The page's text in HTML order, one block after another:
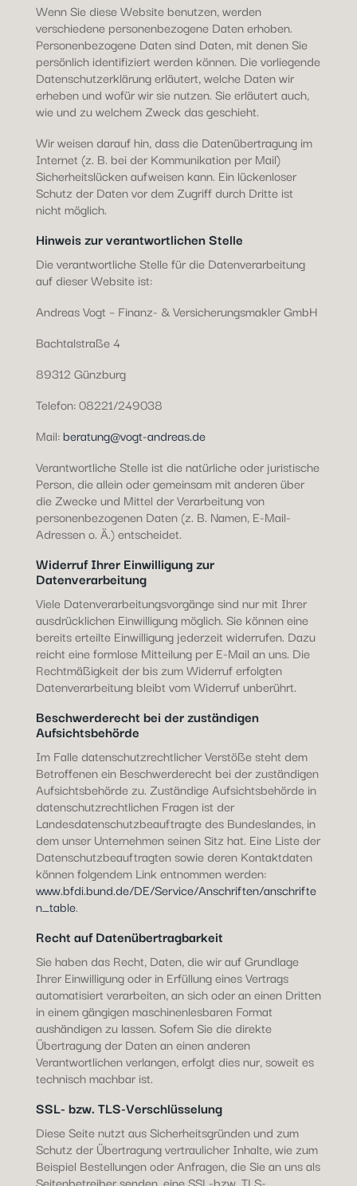
Wenn Sie diese Website benutzen, werden
verschiedene personenbezogene Daten erhoben.
Personenbezogene Daten sind Daten, mit denen Sie
persönlich identifiziert werden können. Die vorliegende
Datenschutzerklärung erläutert, welche Daten wir
erheben und wofür wir sie nutzen. Sie erläutert auch,
wie und zu welchem Zweck das geschieht.
Wir weisen darauf hin, dass die Datenübertragung im
Internet (z. B. bei der Kommunikation per Mail)
Sicherheitslücken aufweisen kann. Ein lückenloser
Schutz der Daten vor dem Zugriff durch Dritte ist
nicht möglich.
Hinweis zur verantwortlichen Stelle
Die verantwortliche Stelle für die Datenverarbeitung
auf dieser Website ist:
Andreas Vogt – Finanz- & Versicherungsmakler GmbH
Bachtalstraße 4
89312 Günzburg
Telefon: 08221/249038
Mail:beratung@vogt-andreas.de
Verantwortliche Stelle ist die natürliche oder juristische
Person, die allein oder gemeinsam mit anderen über
die Zwecke und Mittel der Verarbeitung von
personenbezogenen Daten (z. B. Namen, E-Mail-
Adressen o. Ä.) entscheidet.
Widerruf Ihrer Einwilligung zur
Datenverarbeitung
Viele Datenverarbeitungsvorgänge sind nur mit Ihrer
ausdrücklichen Einwilligung möglich. Sie können eine
bereits erteilte Einwilligung jederzeit widerrufen. Dazu
reicht eine formlose Mitteilung per E-Mail an uns. Die
Rechtmäßigkeit der bis zum Widerruf erfolgten
Datenverarbeitung bleibt vom Widerruf unberührt.
Beschwerderecht bei der zuständigen
Aufsichtsbehörde
Im Falle datenschutzrechtlicher Verstöße steht dem
Betroffenen ein Beschwerderecht bei der zuständigen
Aufsichtsbehörde zu. Zuständige Aufsichtsbehörde in
datenschutzrechtlichen Fragen ist der
Landesdatenschutzbeauftragte des Bundeslandes, in
dem unser Unternehmen seinen Sitz hat. Eine Liste der
Datenschutzbeauftragten sowie deren Kontaktdaten
können folgendem Link entnommen werden:
www.bfdi.bund.de/DE/Service/Anschriften/anschrifte
n_table.
Recht auf Datenübertragbarkeit
Sie haben das Recht, Daten, die wir auf Grundlage
Ihrer Einwilligung oder in Erfüllung eines Vertrags
automatisiert verarbeiten, an sich oder an einen Dritten
in einem gängigen maschinenlesbaren Format
aushändigen zu lassen. Sofern Sie die direkte
Übertragung der Daten an einen anderen
Verantwortlichen verlangen, erfolgt dies nur, soweit es
technisch machbar ist.
SSL- bzw. TLS-Verschlüsselung
Diese Seite nutzt aus Sicherheitsgründen und zum
Schutz der Übertragung vertraulicher Inhalte, wie zum
Beispiel Bestellungen oder Anfragen, die Sie an uns als
Seitenbetreiber senden, eine SSL-bzw. TLS-